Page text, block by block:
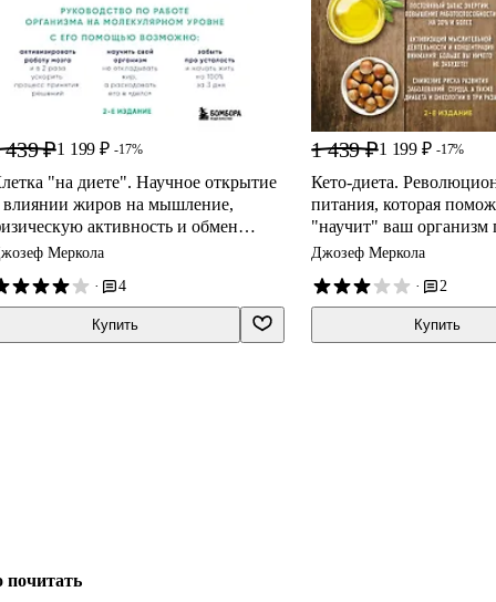
439 ₽1 199 ₽ -17%
"на диете". Научное открытие
влиянии жиров на мышление,
активность и обмен
2-е издание
Меркола
·
4
Купить
1 439 ₽1 199 ₽ -17%
Кето-диета.
питания, которая
"научит" ваш организм
жиры в энергию. 2-е
Джозеф Меркола
·
2
Купить
почитать